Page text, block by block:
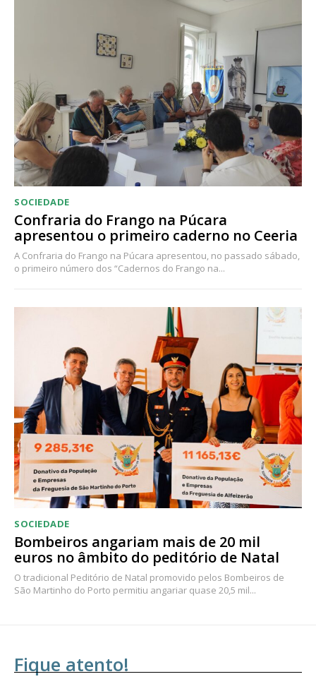
SOCIEDADE
Confraria do Frango na Púcara
apresentou o primeiro caderno no Ceeria
A Confraria do Frango na Púcara apresentou, no passado sábado,
o primeiro número dos “Cadernos do Frango na...
SOCIEDADE
Bombeiros angariam mais de 20 mil
euros no âmbito do peditório de Natal
O tradicional Peditório de Natal promovido pelos Bombeiros de
São Martinho do Porto permitiu angariar quase 20,5 mil...
Fique atento!